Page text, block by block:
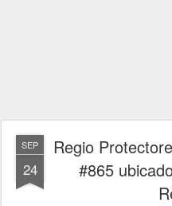
SEP
24
Regio
#865